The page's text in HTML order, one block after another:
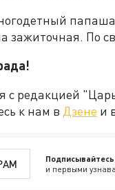
зажиточная. По
с редакцией
к нам в Дзене и
и первыми